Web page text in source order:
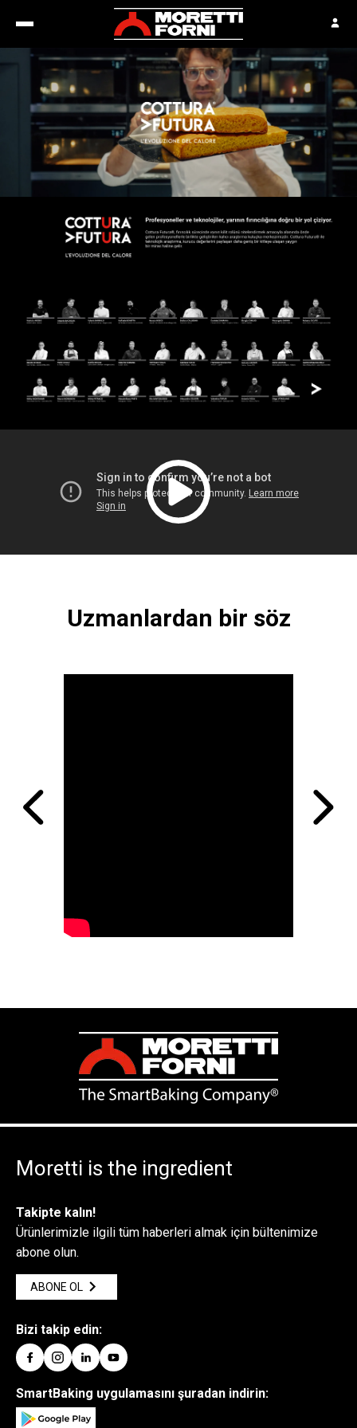
Uzmanlardan bir söz
Moretti is the ingredient
Takipte kalın!
Ürünlerimizle ilgili tüm haberleri almak için bültenimize
abone olun.
ABONE OL
Bizi takip edin:
SmartBaking uygulamasını şuradan indirin: